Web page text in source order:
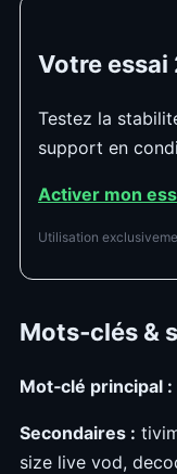
Votre essai
Testez la
support en
Activer mon
Utilisation
Mots‑clés &
Mot‑clé principal :
Secondaires :
size live vod,